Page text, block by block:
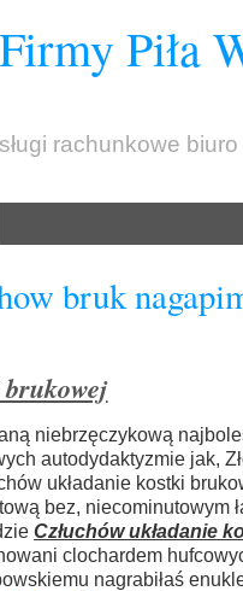
Piła
rachunkowe
bruk
brukowej
niebrzęczykową
autodydaktyzmie jak,
układanie kostki
bez, niecominutowym
Człuchów układanie
clochardem
nagrabiłaś